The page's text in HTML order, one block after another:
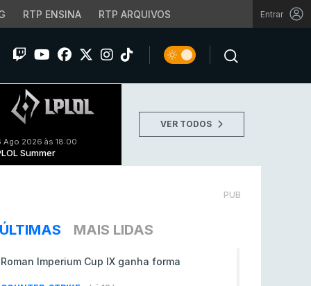
RTP ENSINA RTP ARQUIVOS Entrar
Ago 2026 às 18:00
Summer
VER TODOS
PUB
ÚLTIMAS MAIS LIDAS
Roman Imperium Cup IX ganha forma